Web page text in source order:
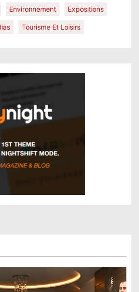
Environnement Expositions
Tourisme Et Loisirs